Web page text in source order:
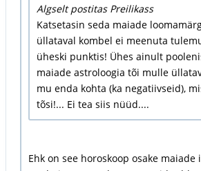
Algselt postitas Preilikass
Katsetasin seda maiade
üllataval kombel ei meenuta
üheski punktis! Ühes ainult
maiade astroloogia tõi mulle
mu enda kohta (ka negatiivseid),
tõsi!... Ei tea siis nüüd....
Ehk on see horoskoop osake maiade